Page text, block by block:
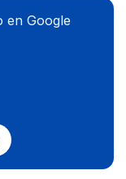
en Google